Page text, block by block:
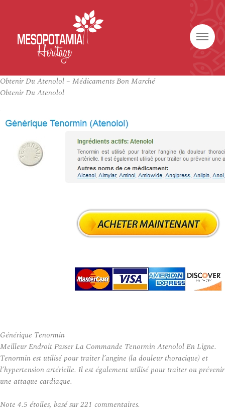
Obtenir Du Atenolol – Médicaments Bon Marché
Obtenir Du Atenolol
Générique Tenormin
Meilleur Endroit Passer La Commande Tenormin Atenolol En Ligne.
Tenormin est utilisé pour traiter l’angine (la douleur thoracique) et
l’hypertension artérielle. Il est également utilisé pour traiter ou prévenir
une attaque cardiaque.
Note 4.5 étoiles, basé sur221 commentaires.